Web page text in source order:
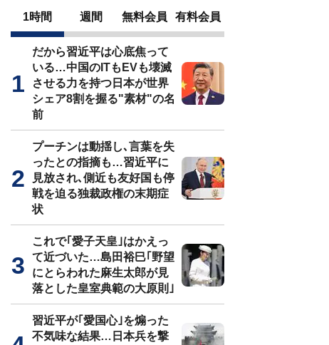
1時間 週間 無料会員 有料会員
だから習近平は心底焦って
いる…中国のITもEVも壊滅
させる力を持つ日本が世界
シェア8割を握る"素材"の名
前
プーチンは動揺し､言葉を失
ったとの指摘も…習近平に
見放され､側近も友好国も停
戦を迫る独裁政権の末期症
状
これで｢愛子天皇｣はかえっ
て近づいた…島田裕巳｢野望
にとらわれた麻生太郎が見
落とした皇室典範の大原則｣
習近平が｢愛国心｣を煽った
不気味な結果…日本兵を撃